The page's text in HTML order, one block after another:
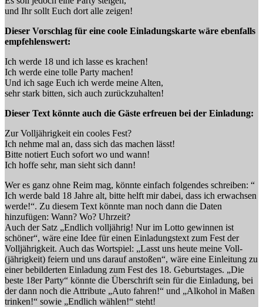
und Ihr sollt Euch dort alle zeigen!
Dieser Vorschlag für eine coole Einladungskarte wäre ebenfalls
empfehlenswert:
Ich werde 18 und ich lasse es krachen!
Ich werde eine tolle Party machen!
Und ich sage Euch ich werde meine Alten,
sehr stark bitten, sich auch zurückzuhalten!
Dieser Text könnte auch die Gäste erfreuen bei der Einladung:
Zur Volljährigkeit ein cooles Fest?
Ich nehme mal an, dass sich das machen lässt!
Bitte notiert Euch sofort wo und wann!
Ich hoffe sehr, man sieht sich dann!
Wer es ganz ohne Reim mag, könnte einfach folgendes schreiben: “
Ich werde bald 18 Jahre alt, bitte helft mir dabei, dass ich erwachsen
werde!“. Zu diesem Text könnte man noch dann die Daten
hinzufügen: Wann? Wo? Uhrzeit?
Auch der Satz „Endlich volljährig! Nur im Lotto gewinnen ist
schöner“, wäre eine Idee für einen Einladungstext zum Fest der
Volljährigkeit. Auch das Wortspiel: „Lasst uns heute meine Voll-
(jährigkeit) feiern und uns darauf anstoßen“, wäre eine Einleitung zu
einer bebilderten Einladung zum Fest des 18. Geburtstages. „Die
beste 18er Party“ könnte die Überschrift sein für die Einladung, bei
der dann noch die Attribute „Auto fahren!“ und „Alkohol in Maßen
trinken!“ sowie „Endlich wählen!“ steht!